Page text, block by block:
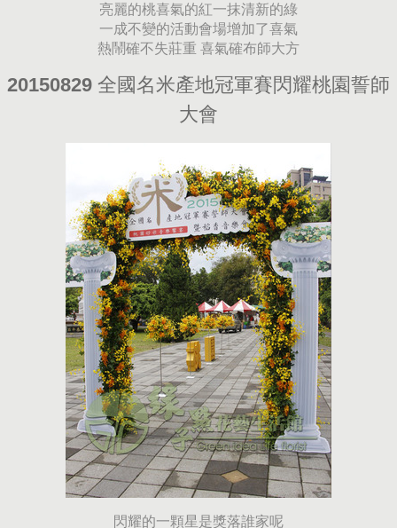
亮麗的桃喜氣的紅一抹清新的綠
一成不變的活動會場增加了喜氣
熱鬧確不失莊重 喜氣確布師大方
20150829 全國名米產地冠軍賽閃耀桃園誓師
大會
閃耀的一顆星是獎落誰家呢